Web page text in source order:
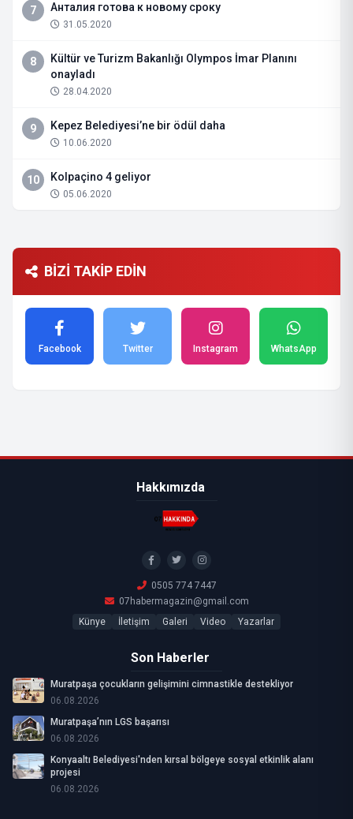
7 Анталия готова к новому сроку
31.05.2020
8
Kültür ve Turizm Bakanlığı Olympos İmar Planını
onayladı
28.04.2020
9 Kepez Belediyesi’ne bir ödül daha
10.06.2020
10 Kolpaçino 4 geliyor
05.06.2020
BİZİ TAKİP EDİN
Facebook Twitter Instagram WhatsApp
Hakkımızda
0505 774 7447
07habermagazin@gmail.com
Künye
İletişim Galeri Video Yazarlar
Son Haberler
Muratpaşa çocukların gelişimini cimnastikle destekliyor
06.08.2026
Muratpaşa’nın LGS başarısı
06.08.2026
Konyaaltı Belediyesi'nden kırsal bölgeye sosyal etkinlik alanı
projesi
06.08.2026